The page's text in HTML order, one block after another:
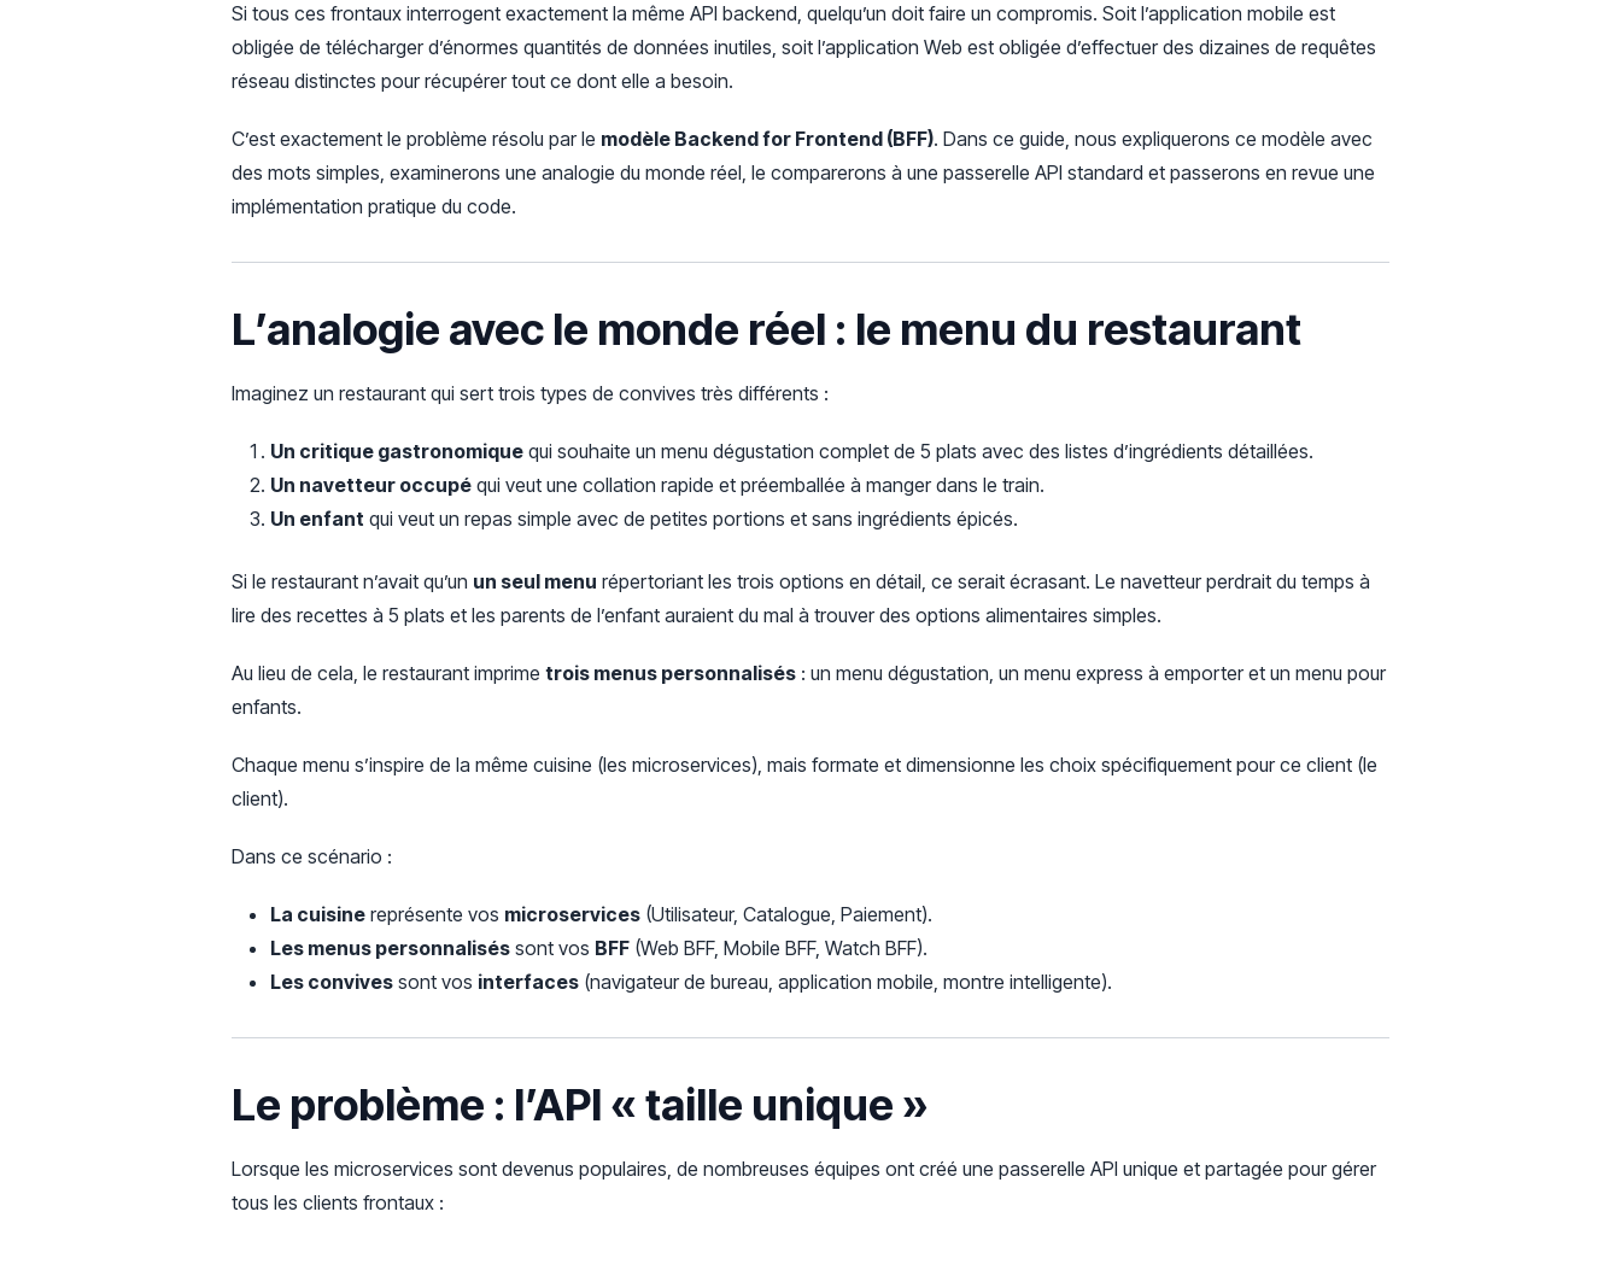
Si tous ces frontaux interrogent exactement la même API backend, quelqu’un doit faire un compromis. Soit l’application mobile est
obligée de télécharger d’énormes quantités de données inutiles, soit l’application Web est obligée d’effectuer des dizaines de requêtes
réseau distinctes pour récupérer tout ce dont elle a besoin.
C’est exactement le problème résolu par le modèle Backend for Frontend (BFF). Dans ce guide, nous expliquerons ce modèle avec
des mots simples, examinerons une analogie du monde réel, le comparerons à une passerelle API standard et passerons en revue une
implémentation pratique du code.
L’analogie avec le monde réel : le menu du restaurant
Imaginez un restaurant qui sert trois types de convives très différents :
Un critique gastronomique qui souhaite un menu dégustation complet de 5 plats avec des listes d’ingrédients détaillées.
Un navetteur occupé qui veut une collation rapide et préemballée à manger dans le train.
Un enfant qui veut un repas simple avec de petites portions et sans ingrédients épicés.
Si le restaurant n’avait qu’un un seul menu répertoriant les trois options en détail, ce serait écrasant. Le navetteur perdrait du temps à
lire des recettes à 5 plats et les parents de l’enfant auraient du mal à trouver des options alimentaires simples.
Au lieu de cela, le restaurant imprime trois menus personnalisés : un menu dégustation, un menu express à emporter et un menu pour
enfants.
Chaque menu s’inspire de la même cuisine (les microservices), mais formate et dimensionne les choix spécifiquement pour ce client (le
client).
Dans ce scénario :
La cuisine représente vos microservices (Utilisateur, Catalogue, Paiement).
Les menus personnalisés sont vos BFF (Web BFF, Mobile BFF, Watch BFF).
Les convives sont vos interfaces (navigateur de bureau, application mobile, montre intelligente).
Le problème : l’API « taille unique »
Lorsque les microservices sont devenus populaires, de nombreuses équipes ont créé une passerelle API unique et partagée pour gérer
tous les clients frontaux :